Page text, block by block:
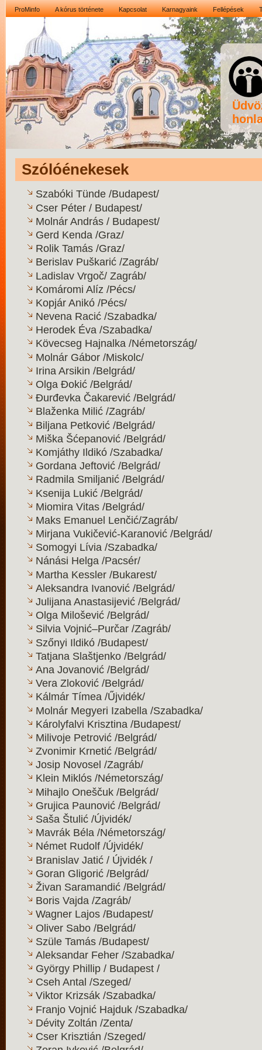
ProMinfo A kórus története Kapcsolat Karnagyaink Fellépések
Szólóénekesek
Szabóki Tünde /Budapest/
Cser Péter / Budapest/
Molnár András / Budapest/
Gerd Kenda /Graz/
Rolik Tamás /Graz/
Berislav Puškarić /Zagráb/
Ladislav Vrgoč/ Zagráb/
Komáromi Alíz /Pécs/
Kopjár Anikó /Pécs/
Nevena Racić /Szabadka/
Herodek Éva /Szabadka/
Kövecseg Hajnalka /Németország/
Molnár Gábor /Miskolc/
Irina Arsikin /Belgrád/
Olga Đokić /Belgrád/
Đurđevka Čakarević /Belgrád/
Blaženka Milić /Zagráb/
Biljana Petković /Belgrád/
Miška Šćepanović /Belgrád/
Komjáthy Ildikó /Szabadka/
Gordana Jeftović /Belgrád/
Radmila Smiljanić /Belgrád/
Ksenija Lukić /Belgrád/
Miomira Vitas /Belgrád/
Maks Emanuel Lenčić/Zagráb/
Mirjana Vukičević-Karanović /Belgrád/
Somogyi Lívia /Szabadka/
Nánási Helga /Pacsér/
Martha Kessler /Bukarest/
Aleksandra Ivanović /Belgrád/
Julijana Anastasijević /Belgrád/
Olga Milošević /Belgrád/
Silvia Vojnić–Purčar /Zagráb/
Szőnyi Ildikó /Budapest/
Tatjana Slaštjenko /Belgrád/
Ana Jovanović /Belgrád/
Vera Zloković /Belgrád/
Kálmár Tímea /Űjvidék/
Molnár Megyeri Izabella /Szabadka/
Károlyfalvi Krisztina /Budapest/
Milivoje Petrović /Belgrád/
Zvonimir Krnetić /Belgrád/
Josip Novosel /Zagráb/
Klein Miklós /Németország/
Mihajlo Oneščuk /Belgrád/
Grujica Paunović /Belgrád/
Saša Štulić /Újvidék/
Mavrák Béla /Németország/
Német Rudolf /Újvidék/
Branislav Jatić / Újvidék /
Goran Gligorić /Belgrád/
Živan Saramandić /Belgrád/
Boris Vajda /Zagráb/
Wagner Lajos /Budapest/
Oliver Sabo /Belgrád/
Szüle Tamás /Budapest/
Aleksandar Feher /Szabadka/
György Phillip / Budapest /
Cseh Antal /Szeged/
Viktor Krizsák /Szabadka/
Franjo Vojnić Hajduk /Szabadka/
Dévity Zoltán /Zenta/
Cser Krisztián /Szeged/